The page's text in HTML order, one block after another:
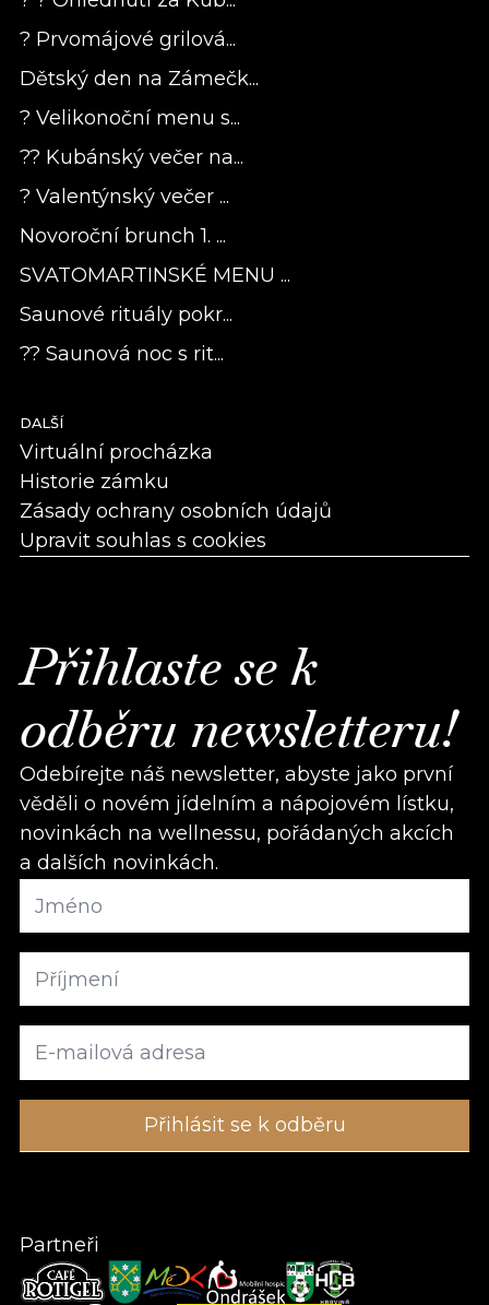
? Prvomájové grilová...
Dětský den na Zámečk...
? Velikonoční menu s...
?? Kubánský večer na...
? Valentýnský večer ...
Novoroční brunch 1. ...
SVATOMARTINSKÉ MENU ...
Saunové rituály pokr...
?? Saunová noc s rit...
DALŠÍ
Virtuální procházka
Historie zámku
Zásady ochrany osobních údajů
Upravit souhlas s cookies
Přihlaste se k
odběru newsletteru!
Odebírejte náš newsletter, abyste jako první
věděli o novém jídelním a nápojovém lístku,
novinkách na wellnessu, pořádaných akcích
a dalších novinkách.
Partneři